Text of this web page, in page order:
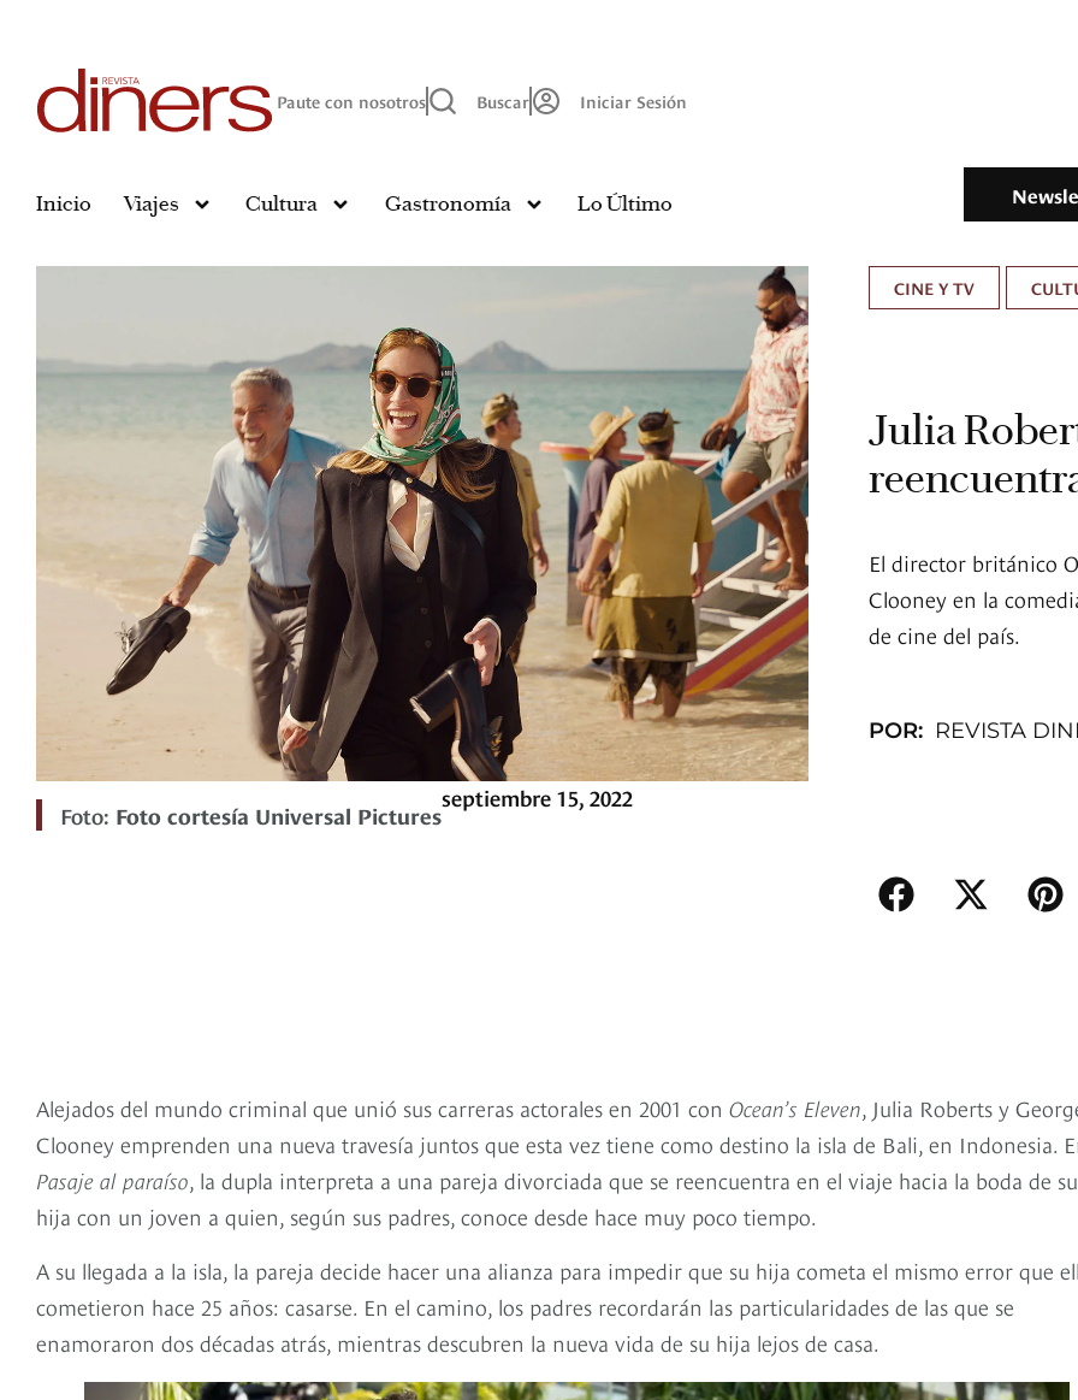
Paute con nosotros Buscar Iniciar Sesión
Inicio Viajes Cultura Gastronomía Lo Último
Foto: Foto cortesía Universal Pictures
septiembre 15, 2022
CINE Y TV
Julia
El director británico
Clooney en la
de cine del país.
POR: REVISTA
Alejados del mundo criminal que unió sus carreras actorales en 2001 con Ocean’s Eleven, Julia Roberts y
Clooney emprenden una nueva travesía juntos que esta vez tiene como destino la isla de Bali, en Indonesia.
Pasaje al paraíso, la dupla interpreta a una pareja divorciada que se reencuentra en el viaje hacia la boda de su
hija con un joven a quien, según sus padres, conoce desde hace muy poco tiempo.
A su llegada a la isla, la pareja decide hacer una alianza para impedir que su hija cometa el mismo error que
cometieron hace 25 años: casarse. En el camino, los padres recordarán las particularidades de las que se
enamoraron dos décadas atrás, mientras descubren la nueva vida de su hija lejos de casa.